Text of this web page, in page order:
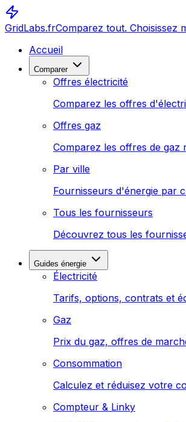
GridLabs.frComparez tout. Choisissez
Accueil
Comparer
Offres électricité
Comparez les offres
Offres gaz
Comparez les offres de gaz
Par ville
Fournisseurs d'énergie par
Tous les fournisseurs
Découvrez tous les
Guides énergie
Électricité
Tarifs, options, contrats et
Gaz
Prix du gaz, offres de
Consommation
Calculez et réduisez votre
Compteur & Linky